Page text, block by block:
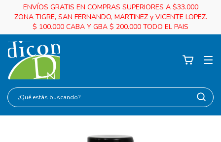
ENVÍOS GRATIS EN COMPRAS SUPERIORES A $33.000
ZONA TIGRE, SAN FERNANDO, MARTINEZ y VICENTE LOPEZ.
$ 100.000 CABA Y GBA $ 200.000 TODO EL PAIS